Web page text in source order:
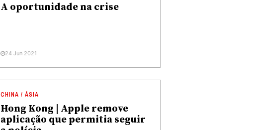
A oportunidade na crise
24 Jun 2021
CHINA / ÁSIA
Hong Kong | Apple remove
aplicação que permitia seguir